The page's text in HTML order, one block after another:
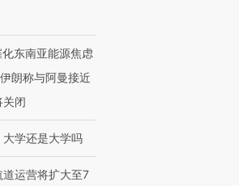
东南亚能源焦虑
朗称与阿曼接近
关闭
学还是大学吗
运营将扩大至7